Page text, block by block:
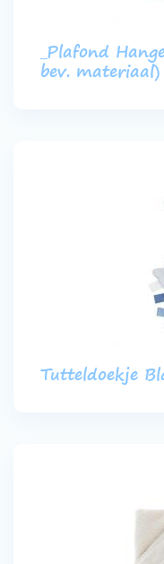
_Plafond
bev. materiaal)
Tutteldoekje